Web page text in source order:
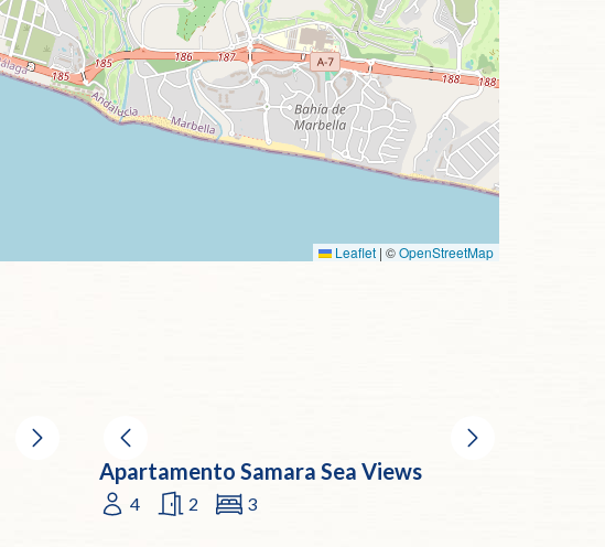
Leaflet | ©OpenStreetMap
Apartamento Samara Sea Views
4 2 3